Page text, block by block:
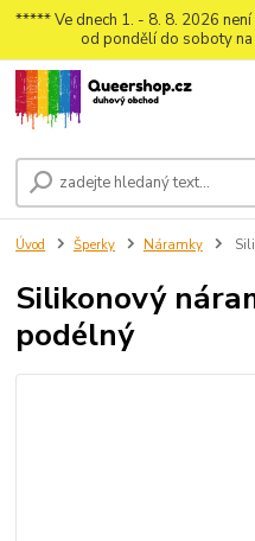
***** Ve dnech 1. - 8. 8. 2026
od pondělí do soboty
Úvod Šperky Náramky
Silikonový
podélný